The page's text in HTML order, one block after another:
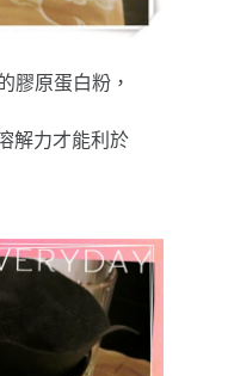
膠原蛋白粉，
解力才能利於